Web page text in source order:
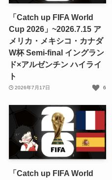
「Catch up FIFA World
Cup 2026」~2026.7.15 ア
メリカ・メキシコ・カナダ
W杯 Semi-final イングラン
ド×アルゼンチン ハイライ
ト
2026年7月17日 6
「Catch up FIFA World